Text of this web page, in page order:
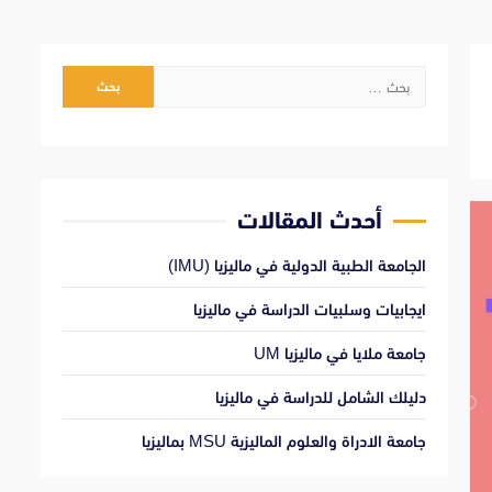
البحث
أحدث المقالات
الجامعة الطبية الدولية في ماليزيا (IMU)
ايجابيات وسلبيات الدراسة في ماليزيا
جامعة ملايا في ماليزيا UM
دليلك الشامل للدراسة في ماليزيا
جامعة الادراة والعلوم الماليزية MSU بماليزيا